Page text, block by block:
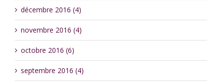
décembre 2016 (4)
novembre 2016 (4)
octobre 2016 (6)
septembre 2016 (4)